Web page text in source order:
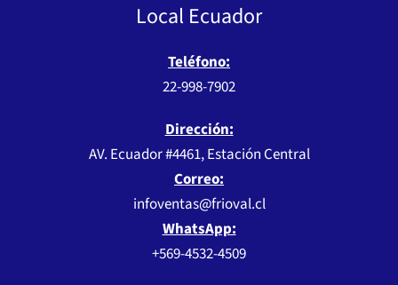
Local Ecuador
Teléfono:
22-998-7902
Dirección:
AV. Ecuador #4461, Estación Central
Correo:
infoventas@frioval.cl
WhatsApp:
+569-4532-4509